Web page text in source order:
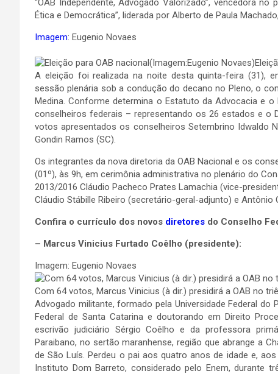
“OAB Independente, Advogado Valorizado”, vencedora
Ética e Democrática”, liderada por Alberto de Paula
Imagem: Eugenio Novaes
A eleição foi realizada na noite desta quinta-feira (31),
sessão plenária sob a condução do decano no Pleno, o
Medina. Conforme determina o Estatuto da Advocacia e
conselheiros federais – representando os 26 estados e o
votos apresentados os conselheiros Setembrino Idwaldo
Gondin Ramos (SC).
Os integrantes da nova diretoria da OAB Nacional e os
(01º), às 9h, em cerimônia administrativa no plenário do
2013/2016 Cláudio Pacheco Prates Lamachia (vice-
Cláudio Stábille Ribeiro (secretário-geral-adjunto) e Antônio
Confira o currículo dos novos diretores do Conselho
– Marcus Vinicius Furtado Coêlho (presidente):
Imagem: Eugenio Novaes
Com 64 votos, Marcus Vinicius (à dir.) presidirá a OAB no
Advogado militante, formado pela Universidade Federal
Federal de Santa Catarina e doutorando em Direito
escrivão judiciário Sérgio Coêlho e da professora
Paraibano, no sertão maranhense, região que abrange a
de São Luís. Perdeu o pai aos quatro anos de idade e,
Instituto Dom Barreto, considerado pelo Enem, durante